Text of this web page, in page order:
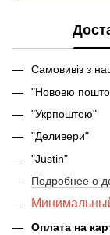
Самовивіз з
"Нововю
"Укрпоштою"
"Деливери"
"Justin"
Подробнее о
Оплата на